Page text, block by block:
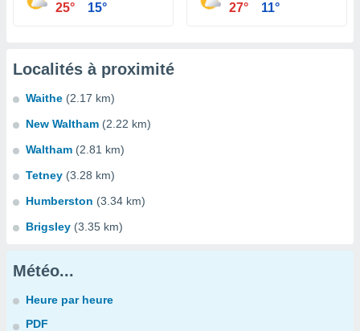
25° 15° 27° 11°
Localités à proximité
Waithe (2.17 km)
New Waltham (2.22 km)
Waltham (2.81 km)
Tetney (3.28 km)
Humberston (3.34 km)
Brigsley (3.35 km)
Météo...
Heure par heure
PDF